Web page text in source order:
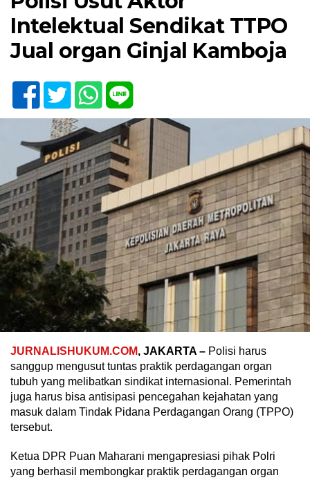
Intelektual Sendikat TTPO
Jual organ Ginjal Kamboja
JURNALISHUKUM.COM, JAKARTA – Polisi harus
sanggup mengusut tuntas praktik perdagangan organ
tubuh yang melibatkan sindikat internasional. Pemerintah
juga harus bisa antisipasi pencegahan kejahatan yang
masuk dalam Tindak Pidana Perdagangan Orang (TPPO)
tersebut.
Ketua DPR Puan Maharani mengapresiasi pihak Polri
yang berhasil membongkar praktik perdagangan organ